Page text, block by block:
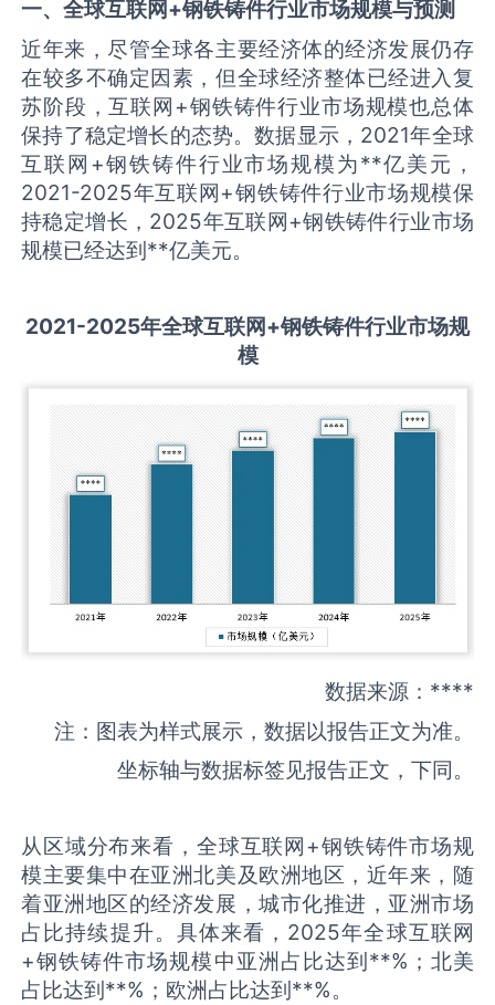
一、全球互联网+钢铁铸件行业市场规模与预测
近年来，尽管全球各主要经济体的经济发展仍存
在较多不确定因素，但全球经济整体已经进入复
苏阶段，互联网+钢铁铸件行业市场规模也总体
保持了稳定增长的态势。数据显示，2021年全球
互联网+钢铁铸件行业市场规模为**亿美元，
2021-2025年互联网+钢铁铸件行业市场规模保
持稳定增长，2025年互联网+钢铁铸件行业市场
规模已经达到**亿美元。
2021-2025年全球互联网+钢铁铸件行业市场规
模
数据来源：****
注：图表为样式展示，数据以报告正文为准。
坐标轴与数据标签见报告正文，下同。
从区域分布来看，全球互联网+钢铁铸件市场规
模主要集中在亚洲北美及欧洲地区，近年来，随
着亚洲地区的经济发展，城市化推进，亚洲市场
占比持续提升。具体来看，2025年全球互联网
+钢铁铸件市场规模中亚洲占比达到**%；北美
占比达到**%；欧洲占比达到**%。